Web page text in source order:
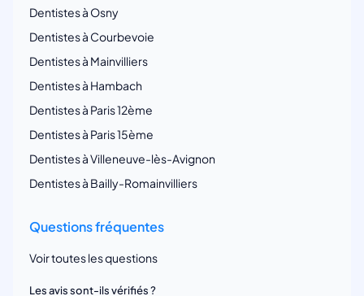
Dentistes à Osny
Dentistes à Courbevoie
Dentistes à Mainvilliers
Dentistes à Hambach
Dentistes à Paris 12ème
Dentistes à Paris 15ème
Dentistes à Villeneuve-lès-Avignon
Dentistes à Bailly-Romainvilliers
Questions fréquentes
Voir toutes les questions
Les avis sont-ils vérifiés ?